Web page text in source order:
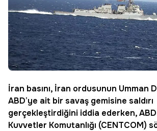
İran basını, İran ordusunun Umman
ABD’ye ait bir savaş gemisine saldırı
gerçekleştirdiğini iddia ederken,
Kuvvetler Komutanlığı (CENTCOM)